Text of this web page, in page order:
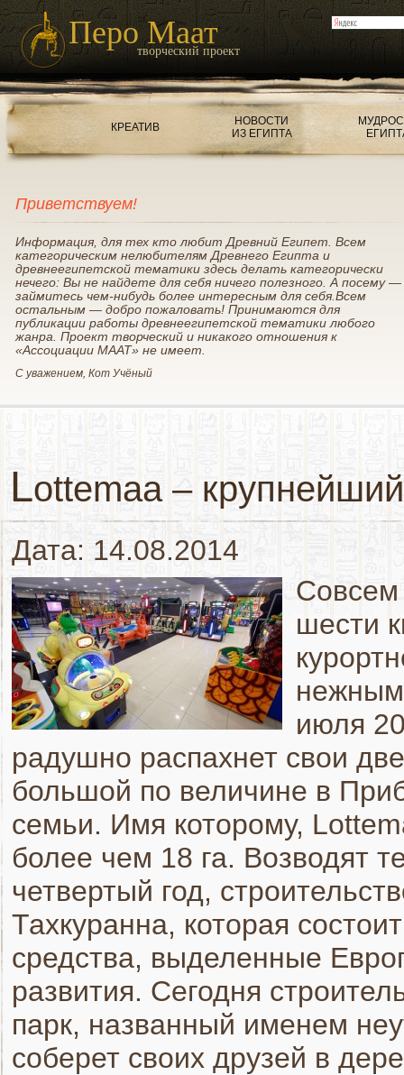
Перо Маат
творческий проект
КРЕАТИВ
НОВОСТИ
ИЗ ЕГИПТА
Приветствуем!
Информация, для тех кто любит Древний Египет. Всем
категорическим нелюбителям Древнего Египта и
древнеегипетской тематики здесь делать категорически
нечего: Вы не найдете для себя ничего полезного. А посему —
займитесь чем-нибудь более интересным для себя.Всем
остальным — добро пожаловать! Принимаются для
публикации работы древнеегипетской тематики любого
жанра. Проект творческий и никакого отношения к
«Ассоциации МААТ» не имеет.
С уважением, Кот Учёный
Lottemaa –
Дата: 14.08.2014
Совсем
шести
июля
радушно распахнет свои
большой по величине в
семьи. Имя которому,
более чем 18 га. Возводят
четвертый год,
Тахкуранна, которая
средства, выделенные
развития. Сегодня
парк, названный именем
соберет своих друзей в